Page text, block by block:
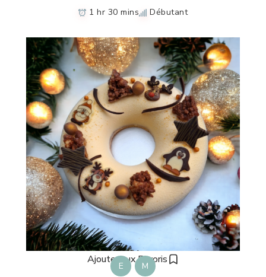
1 hr 30 mins Débutant
Ajouter aux Favoris
E M